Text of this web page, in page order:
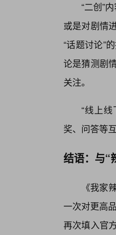
“二创”
或是对剧情
“话题讨论”
论是猜测剧
关注。
“线上
奖、问答等
结语：与“
《我家
一次对更高
再次填入官